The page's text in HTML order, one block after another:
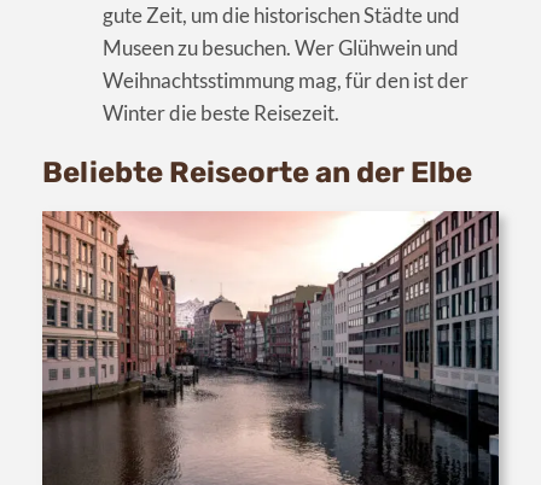
gute Zeit, um die historischen Städte und
Museen zu besuchen. Wer Glühwein und
Weihnachtsstimmung mag, für den ist der
Winter die beste Reisezeit.
Beliebte Reiseorte an der Elbe